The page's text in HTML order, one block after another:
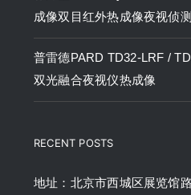
成像双目红外热成像夜视侦
普雷德PARD TD32-LRF /
双光融合夜视仪热成像
RECENT POSTS
地址：北京市西城区展览馆